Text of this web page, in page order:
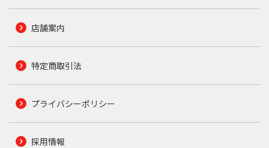
店舗案内
特定商取引法
プライバシーポリシー
採用情報